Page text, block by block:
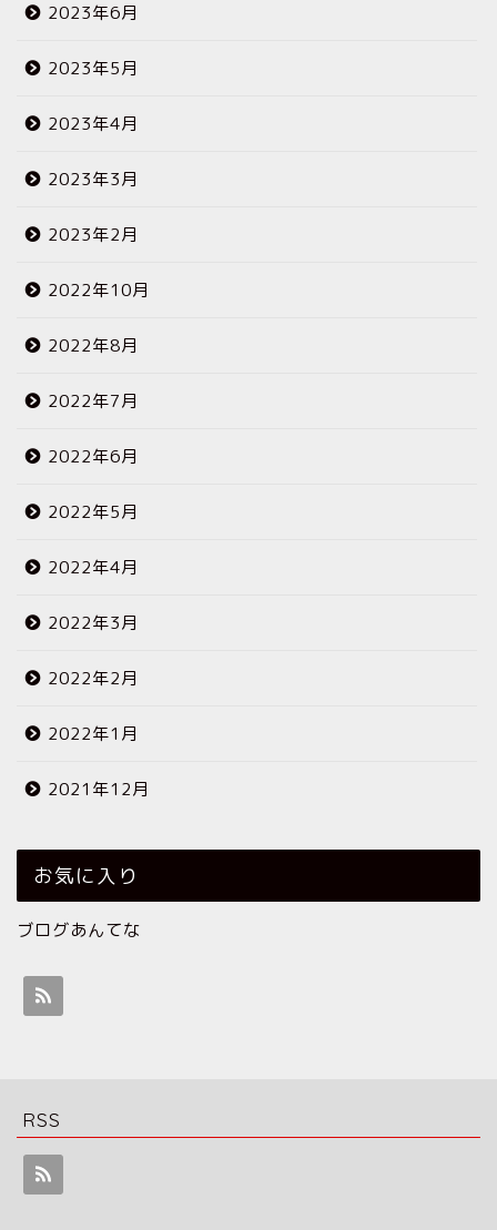
2023年6月
2023年5月
2023年4月
2023年3月
2023年2月
2022年10月
2022年8月
2022年7月
2022年6月
2022年5月
2022年4月
2022年3月
2022年2月
2022年1月
2021年12月
お気に入り
ブログあんてな
RSS